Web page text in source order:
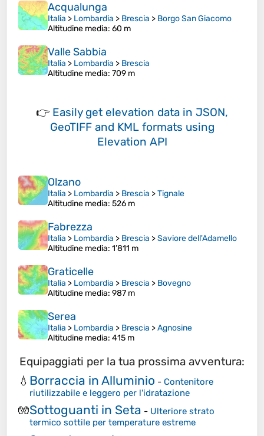
Acqualunga
Italia > Lombardia > Brescia > Borgo San Giacomo
Altitudine media: 60 m
Valle Sabbia
Italia > Lombardia > Brescia
Altitudine media: 709 m
👉 Easily get elevation data in JSON,
GeoTIFF and KML formats using
Elevation API
Olzano
Italia > Lombardia > Brescia >Tignale
Altitudine media: 526 m
Fabrezza
Italia > Lombardia > Brescia >Saviore dell'Adamello
Altitudine media: 1’811 m
Graticelle
Italia > Lombardia > Brescia > Bovegno
Altitudine media: 987 m
Serea
Italia > Lombardia > Brescia >Agnosine
Altitudine media: 415 m
Equipaggiati per la tua prossima avventura:
💧 Borraccia in Alluminio - Contenitore
riutilizzabile e leggero per l'idratazione
🧤Sottoguanti in Seta - Ulteriore strato
termico sottile per temperature estreme